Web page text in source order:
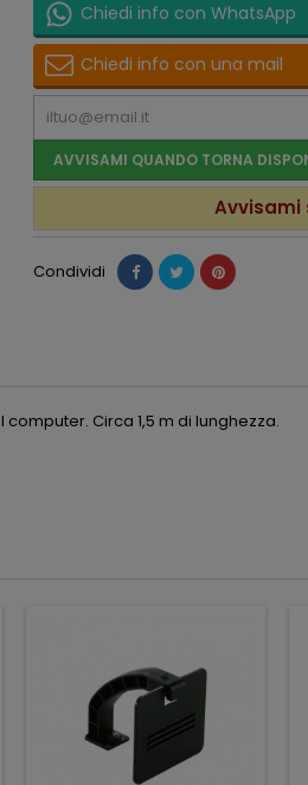
Chiedi info con WhatsApp
Chiedi info con una mail
AVVISAMI QUANDO TORNA
Avvisami
Condividi
Circa 1,5 m di lunghezza.